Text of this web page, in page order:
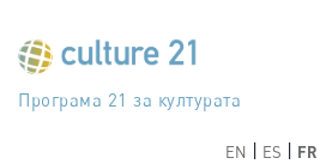
جدول أعمال القرن 21 للثقافة
Програма 21 за културата
Agenda 21 de la cultura
Agjenda 21 për kulturë
Agenda 21 van cultuur
Agenda 21 for culture
Kulturaren Agenda 21
Agenda 21 de la culture
Axenda 21 da cultura
Agenda 21 für Kultur
Agenda 21 della cultura
文化のためのアジェンダ21
دستورکار 21 برای فرهنگ
Agenda 21 dla kultury
Agenda 21 da cultura
Повестка дня 21 для культуры
Agenda 21 za kulturu
Agenda 21 de la cultura
Agenda 21 för kulturen
Kültür için Gündem 21
Порядок денний 21 для культури
EN ES FR